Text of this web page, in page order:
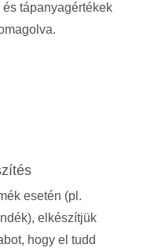
tápanyagértékek
esetén (pl.
elkészítjük
hogy el tudd